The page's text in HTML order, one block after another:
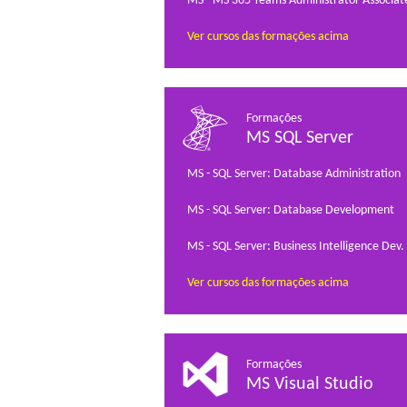
Ver cursos das formações acima
Formações
MS SQL Server
MS - SQL Server: Database Administration
MS - SQL Server: Database Development
MS - SQL Server: Business Intelligence Dev.
Ver cursos das formações acima
Formações
MS Visual Studio